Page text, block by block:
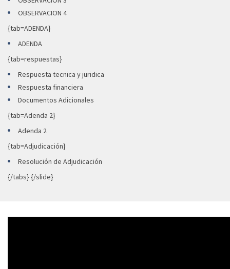
OBSERVACION 4
{tab=ADENDA}
ADENDA
{tab=respuestas}
Respuesta tecnica y juridica
Respuesta financiera
Documentos Adicionales
{tab=Adenda 2}
Adenda 2
{tab=Adjudicación}
Resolución de Adjudicación
{/tabs} {/slide}